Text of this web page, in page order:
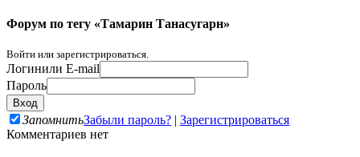
Форум по тегу «Тамарин Танасугарн»
Войти или зарегистрироваться.
Логинили E-mail
Пароль
ЗапомнитьЗабыли пароль? | Зарегистрироваться
Комментариев нет